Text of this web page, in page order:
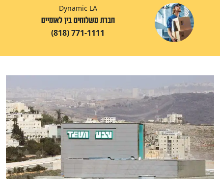
Dynamic LA
חברת משלוחים בין לאומיים
(818) 771-1111